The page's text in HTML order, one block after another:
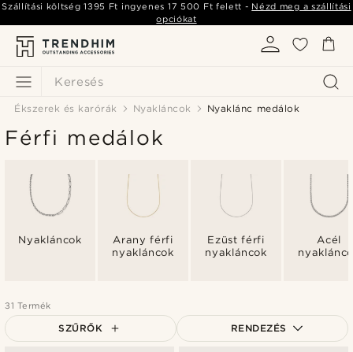
Keresés
Szállítási költség1395 Ft ingyenes 17 500 Ft felett - Nézd meg a szállítási
opciókat
Ékszerek és karórák Nyakláncok Nyaklánc medálok
Férfi medálok
Nyakláncok
Arany férfi
nyakláncok
Ezüst férfi
nyakláncok
Acél
31 Termék
SZŰRŐK RENDEZÉS